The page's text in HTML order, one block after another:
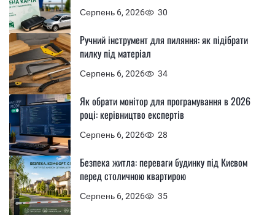
Серпень 6, 2026 30
Серпень 6, 2026 34
Ручний інструмент для пиляння: як підібрати
пилку під матеріал
Серпень 6, 2026 28
Як обрати монітор для програмування в 2026
році: керівництво експертів
Серпень 6, 2026 35
Безпека житла: переваги будинку під Києвом
перед столичною квартирою